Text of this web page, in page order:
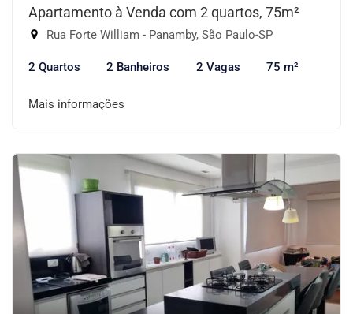
Apartamento à Venda com 2 quartos, 75m²
Rua Forte William - Panamby, São Paulo-SP
2 Quartos 2 Banheiros 2 Vagas 75 m²
Mais informações